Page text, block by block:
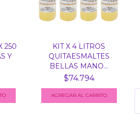
250
Y
KIT X 4 LITROS
QUITAESMALTES
BELLAS MANO...
$74.794
AGREGAR AL CARRITO